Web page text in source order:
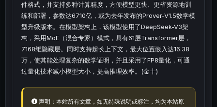
件格式，并支持多种计算精度，方便模型更快、更省资源地训
练和部署，参数达6710亿，或为去年发布的Prover-V1.5数学模
型升级版本。在模型架构上，该模型使用了DeepSeek-V3架
构，采用MoE（混合专家）模式，具有61层Transformer层，
7168维隐藏层。同时支持超长上下文，最大位置嵌入达16.38
万，使其能处理复杂的数学证明，并且采用了FP8量化，可通
过量化技术减小模型大小，提高推理效率。(金十)
声明：本站所有文章，如无特殊说明或标注，均为本站原